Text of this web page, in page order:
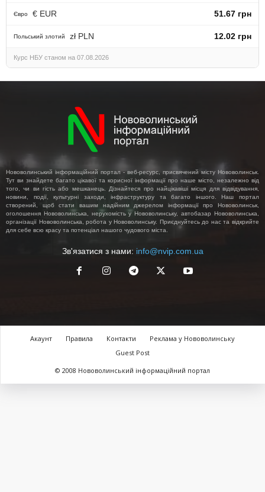
Євро € EUR 51.67 грн
Польський злотий zł PLN 12.02 грн
Курс НБУ станом на 07.08.2026
Нововолинський інформаційний портал - веб-ресурс, присвячений місту Нововолинськ.
Тут ви знайдете багато цікавої та корисної інформації про наше місто, незалежно від
того, чи ви гість або мешканець. Дізнайтеся про найцікавіші місця для відвідування,
новини, події, культурні заходи, інфраструктуру та багато іншого. Наш портал
створений, щоб стати вашим надійним джерелом інформації про Нововолинськ,
оголошення Нововолинська, нерухомість у Нововолинську, автобазар Нововолинська,
організації Нововолинська, робота у Нововолинську. Приєднуйтесь до нас та відкрийте
для себе всю красу та потенціал нашого чудового міста.
Зв'язатися з нами: info@nvip.com.ua
Акаунт Правила Контакти
Реклама у Нововолинську
Guest Post
© 2008 Нововолинський інформаційний портал